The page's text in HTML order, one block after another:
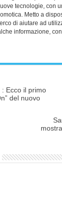
tecnologie, con
Metto a
di aiutare ad
informazione,
Ecco il primo
del nuovo